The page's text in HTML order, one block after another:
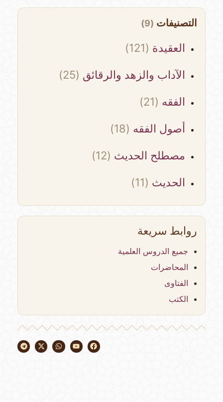
التصنيفات(9)
العقيدة(121)
الآداب والزهد والرقائق(25)
الفقه(21)
أصول الفقه(18)
مصطلح الحديث(12)
الحديث(11)
روابط سريعة
جميع الدروس العلمية
المحاضرات
الفتاوى
الكتب